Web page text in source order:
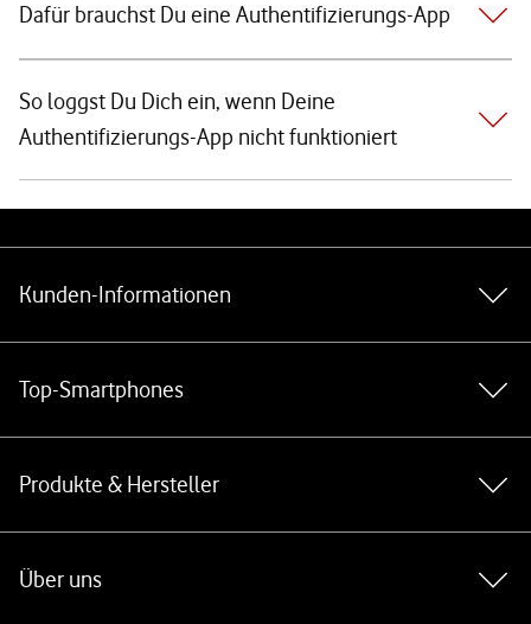
Dafür brauchst Du eine Authentifizierungs-App
So loggst Du Dich ein, wenn Deine
Authentifizierungs-App nicht funktioniert
Kunden-Informationen
Top-Smartphones
Produkte & Hersteller
Über uns